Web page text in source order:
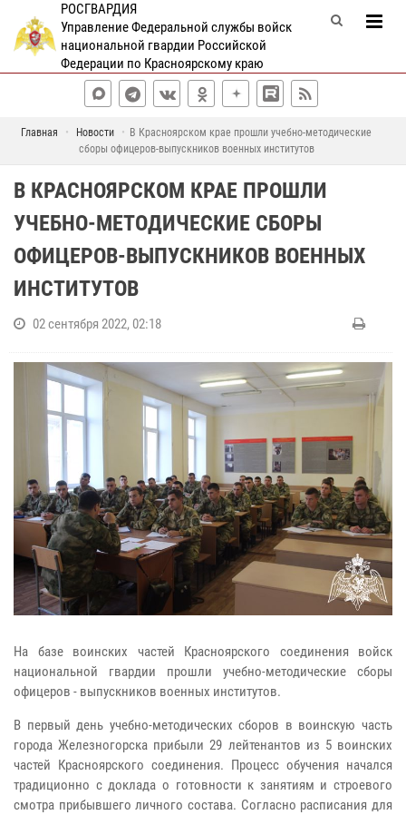
РОСГВАРДИЯ
Управление Федеральной службы войск
национальной гвардии Российской
Федерации по Красноярскому краю
Главная Новости
В Красноярском крае прошли учебно-методические
сборы офицеров-выпускников военных институтов
В КРАСНОЯРСКОМ КРАЕ ПРОШЛИ
УЧЕБНО-МЕТОДИЧЕСКИЕ СБОРЫ
ОФИЦЕРОВ-ВЫПУСКНИКОВ ВОЕННЫХ
ИНСТИТУТОВ
02 сентября 2022, 02:18
На базе воинских частей Красноярского соединения войск
национальной гвардии прошли учебно-методические сборы
офицеров - выпускников военных институтов.
В первый день учебно-методических сборов в воинскую часть
города Железногорска прибыли 29 лейтенантов из 5 воинских
частей Красноярского соединения. Процесс обучения начался
традиционно с доклада о готовности к занятиям и строевого
смотра прибывшего личного состава. Согласно расписания для